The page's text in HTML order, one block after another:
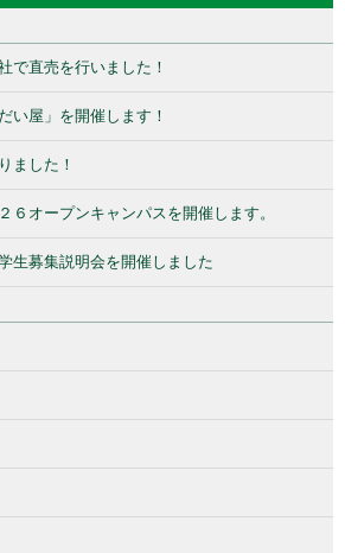
で直売を行いました！
い屋」を開催します！
ました！
６オープンキャンパスを開催します。
生募集説明会を開催しました